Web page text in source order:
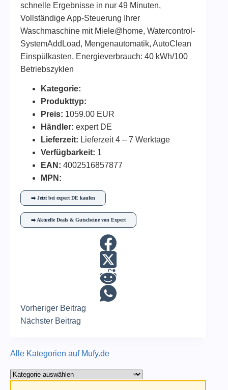
schnelle Ergebnisse in nur 49 Minuten,
Vollständige App-Steuerung Ihrer
Waschmaschine mit Miele@home, Watercontrol-
SystemAddLoad, Mengenautomatik, AutoClean
Einspülkasten, Energieverbrauch: 40 kWh/100
Betriebszyklen
Kategorie:
Produkttyp:
Preis: 1059.00 EUR
Händler: expert DE
Lieferzeit: Lieferzeit 4 – 7 Werktage
Verfügbarkeit: 1
EAN: 4002516857877
MPN:
➡️ Jetzt bei expert DE kaufen
➡️ Aktuelle Deals & Gutscheine von Expert
Vorheriger Beitrag
Nächster Beitrag
Alle Kategorien auf Mufy.de
Alle